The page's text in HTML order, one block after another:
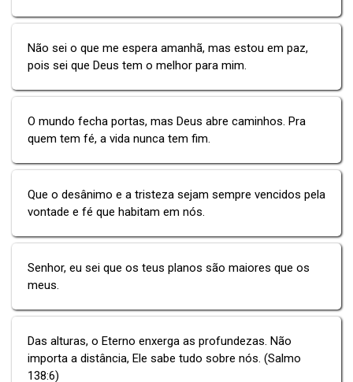
Não sei o que me espera amanhã, mas estou em paz,
pois sei que Deus tem o melhor para mim.
O mundo fecha portas, mas Deus abre caminhos. Pra
quem tem fé, a vida nunca tem fim.
Que o desânimo e a tristeza sejam sempre vencidos pela
vontade e fé que habitam em nós.
Senhor, eu sei que os teus planos são maiores que os
meus.
Das alturas, o Eterno enxerga as profundezas. Não
importa a distância, Ele sabe tudo sobre nós. (Salmo
138:6)